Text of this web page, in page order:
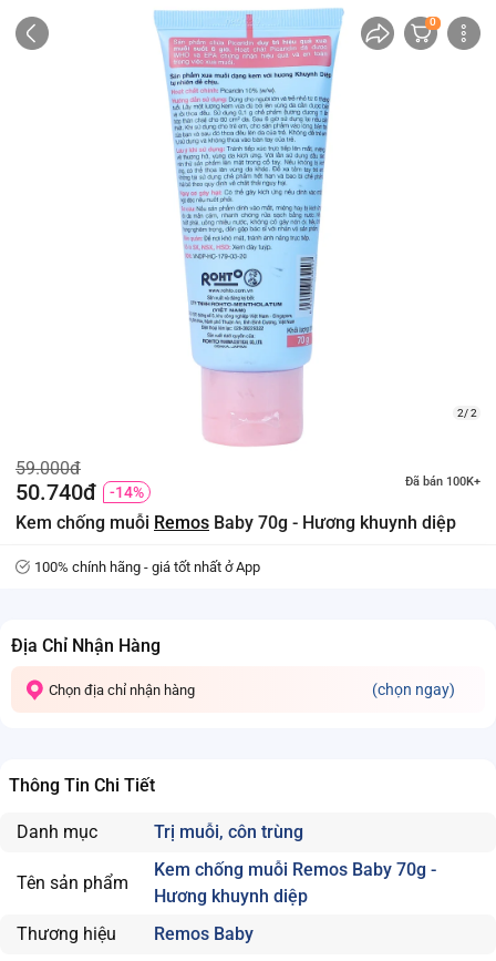
0
2/ 2
59.000đ
50.740đ -14%
Đã bán 100K+
Kem chống muỗi Remos Baby 70g - Hương khuynh diệp
100% chính hãng - giá tốt nhất ở App
Địa Chỉ Nhận Hàng
Chọn địa chỉ nhận hàng (chọn ngay)
Thông Tin Chi Tiết
Danh mục Trị muỗi, côn trùng
Tên sản phẩm
Kem chống muỗi Remos Baby 70g -
Hương khuynh diệp
Thương hiệu
Remos Baby